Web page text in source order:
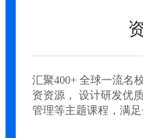
汇聚400+ 全球一流名
资资源， 设计研发优
管理等主题课程，满足